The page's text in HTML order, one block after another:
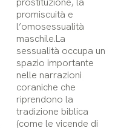
promiscuità e
l’omosessualità
maschile.La
sessualità occupa un
spazio importante
nelle narrazioni
coraniche che
riprendono la
tradizione biblica
(come le vicende di